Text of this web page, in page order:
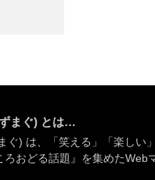
まぐ) とは…
ぐ) は、「笑える」「楽しい
ろおどる話題』を集めたWeb